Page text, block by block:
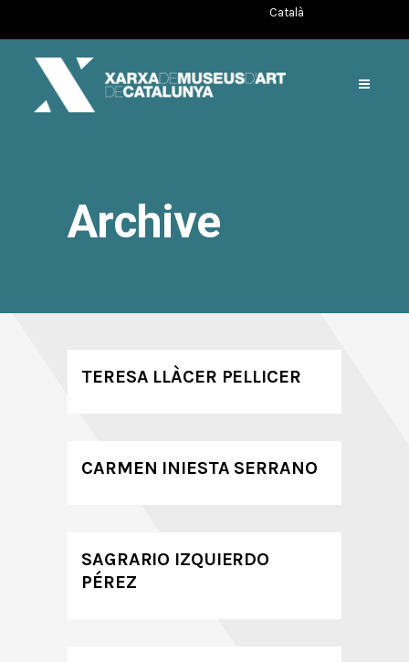
Català
Archive
TERESA LLÀCER PELLICER
CARMEN INIESTA SERRANO
SAGRARIO IZQUIERDO
PÉREZ